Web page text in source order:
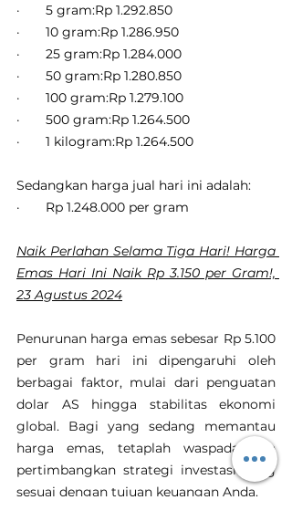
·       5 gram:Rp 1.292.850
·       10 gram:Rp 1.286.950
·       25 gram:Rp 1.284.000
·       50 gram:Rp 1.280.850
·       100 gram:Rp 1.279.100
·       500 gram:Rp 1.264.500
·       1 kilogram:Rp 1.264.500
Sedangkan harga jual hari ini adalah:
·       Rp 1.248.000 per gram
Naik Perlahan Selama Tiga Hari! Harga
Emas Hari Ini Naik Rp 3.150 per Gram!,
23 Agustus 2024
Penurunan harga emas sebesar Rp 5.100
per gram hari ini dipengaruhi oleh
berbagai faktor, mulai dari penguatan
dolar AS hingga stabilitas ekonomi
global. Bagi yang sedang memantau
harga emas, tetaplah waspada dan
pertimbangkan strategi investasi yang
sesuai dengan tujuan keuangan Anda.